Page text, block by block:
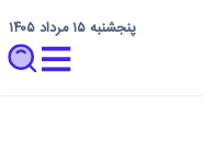
پنجشنبه ۱۵ مرداد ۱۴۰۵